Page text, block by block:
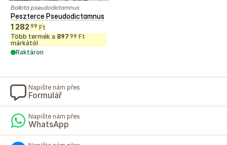
Ballota pseudodictamnus
Peszterce Pseudodictamnus
1 282 99 Ft
Több termék a 897 99 Ft
márkától
Raktáron
Napište nám přes
Formulář
Napište nám přes
WhatsApp